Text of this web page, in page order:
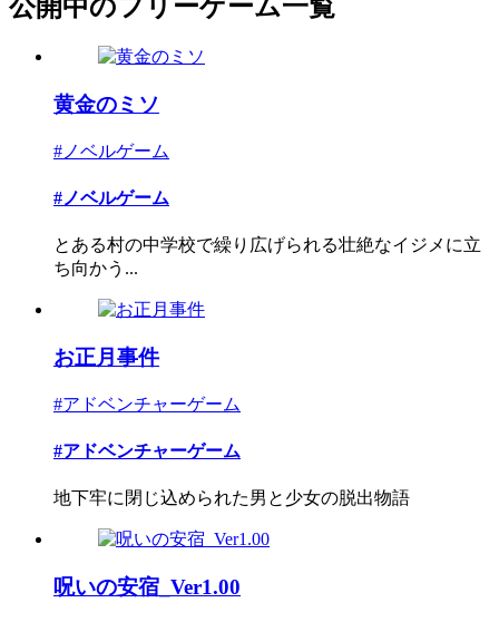
公開中のフリーゲーム一覧
黄金のミソ
#ノベルゲーム
#ノベルゲーム
とある村の中学校で繰り広げられる壮絶なイジメに立
ち向かう...
お正月事件
#アドベンチャーゲーム
#アドベンチャーゲーム
地下牢に閉じ込められた男と少女の脱出物語
呪いの安宿_Ver1.00